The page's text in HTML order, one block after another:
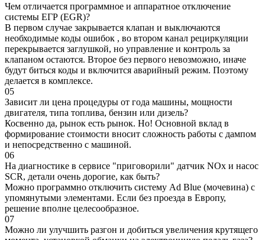
Чем отличается программное и аппаратное отключение
системы ЕГР (EGR)?
В первом случае закрывается клапан и выключаются
необходимые коды ошибок , во втором канал рециркуляции
перекрывается заглушкой, но управление и контроль за
клапаном остаются. Второе без первого невозможно, иначе
будут биться коды и включится аварийный режим. Поэтому
делается в комплексе.
05
Зависит ли цена процедуры от года машины, мощности
двигателя, типа топлива, бензин или дизель?
Косвенно да, рынок есть рынок. Но! Основной вклад в
формирование стоимости вносит сложность работы с дампом
и непосредственно с машиной.
06
На диагностике в сервисе "приговорили" датчик NOx и насос
SCR, детали очень дорогие, как быть?
Можно программно отключить систему Ad Blue (мочевина) с
упомянутыми элементами. Если без проезда в Европу,
решение вполне целесообразное.
07
Можно ли улучшить разгон и добиться увеличения крутящего